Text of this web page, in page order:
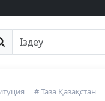
іздеу
# Таза Қазақстан